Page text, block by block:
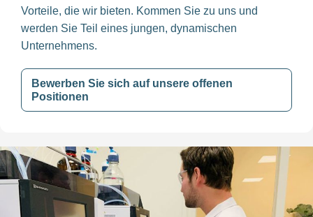
Vorteile, die wir bieten. Kommen Sie zu uns und
werden Sie Teil eines jungen, dynamischen
Unternehmens.
Bewerben Sie sich auf unsere offenen
Positionen